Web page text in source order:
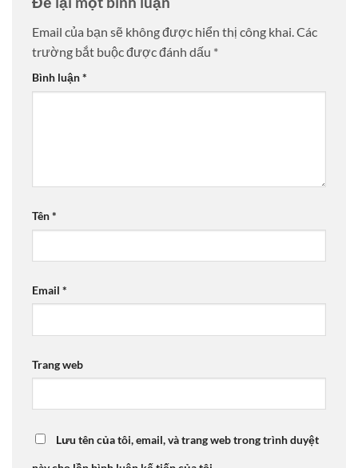
Email của bạn sẽ không được hiển thị công khai.Các
trường bắt buộc được đánh dấu *
Bình luận*
Tên*
Email *
Trang web
Lưu tên của tôi, email, và trang web trong trình duyệt